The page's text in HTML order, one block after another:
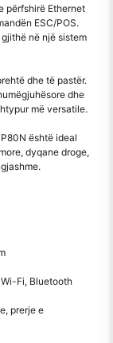
përfshirë Ethernet
ESC/POS.
në një sistem
dhe të pastër.
dhe
më versatile.
është ideal
dyqane droge,
Fi, Bluetooth
prerje e